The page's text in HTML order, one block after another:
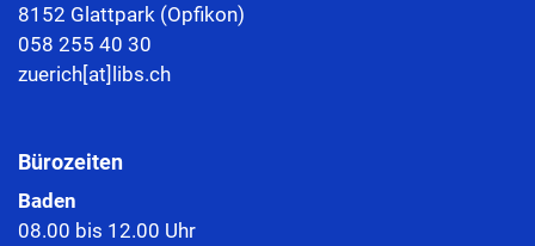
8152 Glattpark (Opfikon)
058 255 40 30
zuerich[at]libs.ch
Bürozeiten
Baden
08.00 bis 12.00 Uhr